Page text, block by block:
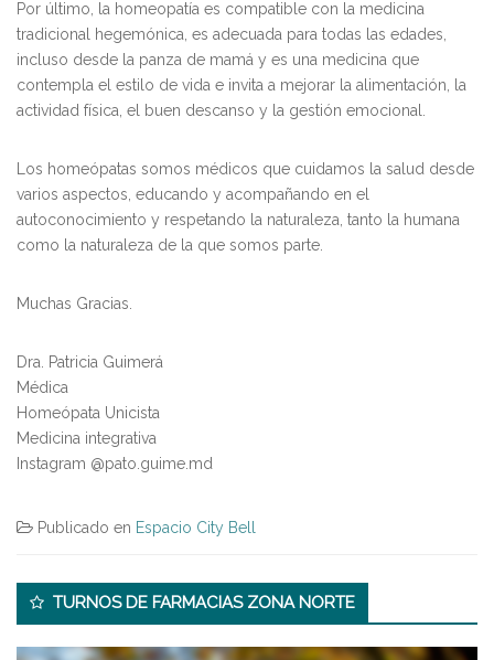
Por último, la homeopatía es compatible con la medicina
tradicional hegemónica, es adecuada para todas las edades,
incluso desde la panza de mamá y es una medicina que
contempla el estilo de vida e invita a mejorar la alimentación, la
actividad física, el buen descanso y la gestión emocional.
Los homeópatas somos médicos que cuidamos la salud desde
varios aspectos, educando y acompañando en el
autoconocimiento y respetando la naturaleza, tanto la humana
como la naturaleza de la que somos parte.
Muchas Gracias.
Dra. Patricia Guimerá
Médica
Homeópata Unicista
Medicina integrativa
Instagram @pato.guime.md
Publicado en Espacio City Bell
Secondary
Sidebar
TURNOS DE FARMACIAS ZONA NORTE